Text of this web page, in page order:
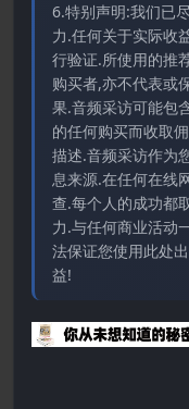
6.特别声明:我们已
力.任何关于实际收
行验证.所使用的推
购买者,亦不代表或
果.音频采访可能包
的任何购买而收取
描述.音频采访作为
息来源.在任何在线
查.每个人的成功都
力.与任何商业活动
法保证您使用此处
益!